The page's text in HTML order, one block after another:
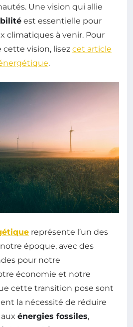
Une vision qui allie
est essentielle pour
climatiques à venir. Pour
vision, lisez cet article
.
représente l’un des
époque, avec des
pour notre
économie et notre
cette transition pose sont
la nécessité de réduire
énergies fossiles,